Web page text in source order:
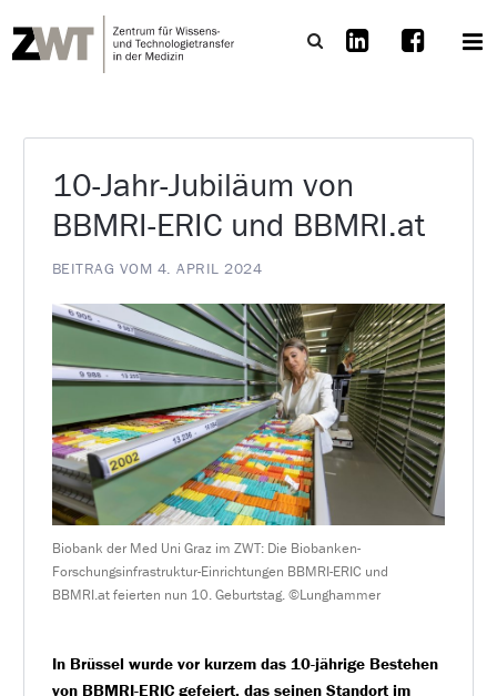
10-Jahr-Jubiläum von
BBMRI-ERIC und BBMRI.at
BEITRAG VOM 4. APRIL 2024
Biobank der Med Uni Graz im ZWT: Die Biobanken-
Forschungsinfrastruktur-Einrichtungen BBMRI-ERIC und
BBMRI.at feierten nun 10. Geburtstag. ©Lunghammer
In Brüssel wurde vor kurzem das 10-jährige Bestehen
von BBMRI-ERIC gefeiert, das seinen Standort im